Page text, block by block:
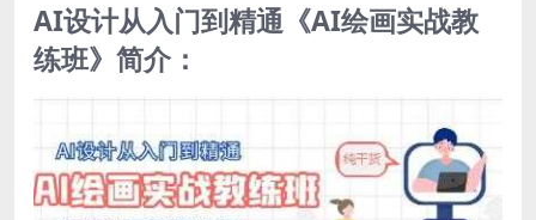
AI设计从入门到精通《AI绘画实战教
练班》简介：